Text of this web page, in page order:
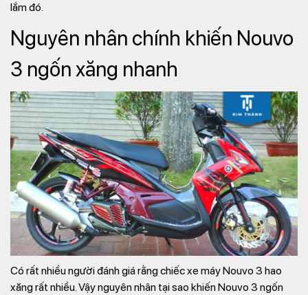
lắm đó.
Nguyên nhân chính khiến Nouvo
3 ngốn xăng nhanh
Có rất nhiều người đánh giá rằng chiếc xe máy Nouvo 3 hao
xăng rất nhiều. Vậy nguyên nhân tại sao khiến Nouvo 3 ngốn